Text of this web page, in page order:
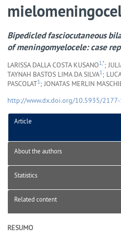
Bipedicled fasciocutaneous
of meningomyelocele: case
LARISSA DALLA COSTA KUSANO1,*;
TAYNAH BASTOS LIMA DA SILVA1;
PASCOLAT1; JONATAS MERLIN
http://www.dx.doi.org/10.5935/2177-
Article
About the authors
Statistics
Related content
RESUMO